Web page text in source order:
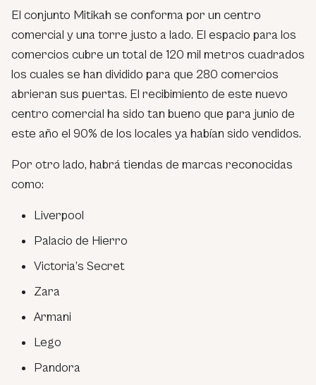
El conjunto Mitikah se conforma por un centro
comercial y una torre justo a lado. El espacio para los
comercios cubre un total de 120 mil metros cuadrados
los cuales se han dividido para que 280 comercios
abrieran sus puertas. El recibimiento de este nuevo
centro comercial ha sido tan bueno que para junio de
este año el 90% de los locales ya habían sido vendidos.
Por otro lado, habrá tiendas de marcas reconocidas
como:
Liverpool
Palacio de Hierro
Victoria’s Secret
Zara
Armani
Lego
Pandora